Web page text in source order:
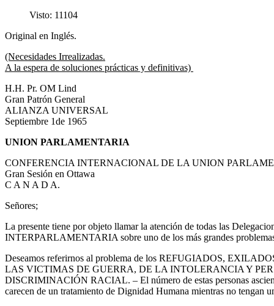
Visto: 11104
Original en Inglés.
(Necesidades Irrealizadas.
A la espera de soluciones prácticas y definitivas)
H.H. Pr. OM Lind
Gran Patrón General
ALIANZA UNIVERSAL
Septiembre 1de 1965
UNION PARLAMENTARIA
CONFERENCIA INTERNACIONAL DE LA UNION
Gran Sesión en Ottawa
C A N A D A.
Señores;
La presente tiene por objeto llamar la atención de todas las
INTERPARLAMENTARIA sobre uno de los más grandes
Deseamos referirnos al problema de los REFUGIADOS,
LAS VICTIMAS DE GUERRA, DE LA INTOLERANCIA Y
DISCRIMINACIÓN RACIAL. – El número de estas personas
carecen de un tratamiento de Dignidad Humana mientras no tengan